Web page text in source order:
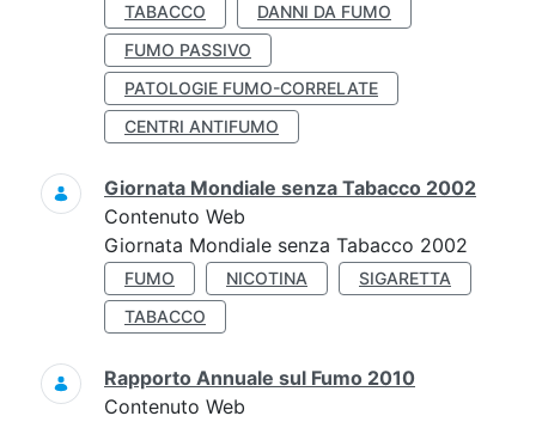
TABACCO
DANNI DA FUMO
FUMO PASSIVO
PATOLOGIE FUMO-CORRELATE
CENTRI ANTIFUMO
Giornata Mondiale senza Tabacco 2002
Contenuto Web
Giornata Mondiale senza Tabacco 2002
FUMO NICOTINA
SIGARETTA
TABACCO
Rapporto Annuale sul Fumo 2010
Contenuto Web